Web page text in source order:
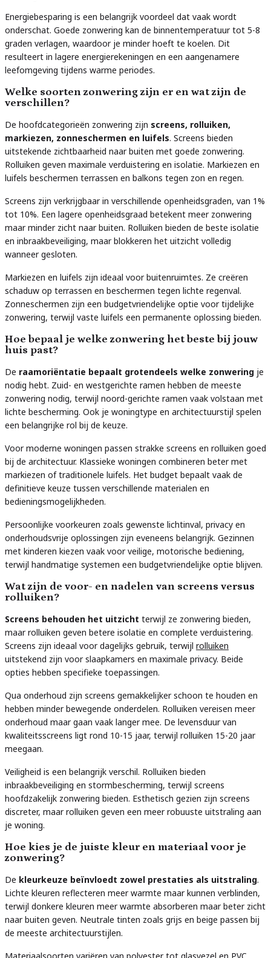
Energiebesparing is een belangrijk voordeel dat vaak wordt
onderschat. Goede zonwering kan de binnentemperatuur tot 5-8
graden verlagen, waardoor je minder hoeft te koelen. Dit
resulteert in lagere energierekeningen en een aangenamere
leefomgeving tijdens warme periodes.
Welke soorten zonwering zijn er en wat zijn de
verschillen?
De hoofdcategorieën zonwering zijn screens, rolluiken,
markiezen, zonneschermen en luifels. Screens bieden
uitstekende zichtbaarheid naar buiten met goede zonwering.
Rolluiken geven maximale verduistering en isolatie. Markiezen en
luifels beschermen terrassen en balkons tegen zon en regen.
Screens zijn verkrijgbaar in verschillende openheidsgraden, van 1%
tot 10%. Een lagere openheidsgraad betekent meer zonwering
maar minder zicht naar buiten. Rolluiken bieden de beste isolatie
en inbraakbeveiliging, maar blokkeren het uitzicht volledig
wanneer gesloten.
Markiezen en luifels zijn ideaal voor buitenruimtes. Ze creëren
schaduw op terrassen en beschermen tegen lichte regenval.
Zonneschermen zijn een budgetvriendelijke optie voor tijdelijke
zonwering, terwijl vaste luifels een permanente oplossing bieden.
Hoe bepaal je welke zonwering het beste bij jouw
huis past?
De raamoriëntatie bepaalt grotendeels welke zonwering je
nodig hebt. Zuid- en westgerichte ramen hebben de meeste
zonwering nodig, terwijl noord-gerichte ramen vaak volstaan met
lichte bescherming. Ook je woningtype en architectuurstijl spelen
een belangrijke rol bij de keuze.
Voor moderne woningen passen strakke screens en rolluiken goed
bij de architectuur. Klassieke woningen combineren beter met
markiezen of traditionele luifels. Het budget bepaalt vaak de
definitieve keuze tussen verschillende materialen en
bedieningsmogelijkheden.
Persoonlijke voorkeuren zoals gewenste lichtinval, privacy en
onderhoudsvrije oplossingen zijn eveneens belangrijk. Gezinnen
met kinderen kiezen vaak voor veilige, motorische bediening,
terwijl handmatige systemen een budgetvriendelijke optie blijven.
Wat zijn de voor- en nadelen van screens versus
rolluiken?
Screens behouden het uitzicht terwijl ze zonwering bieden,
maar rolluiken geven betere isolatie en complete verduistering.
Screens zijn ideaal voor dagelijks gebruik, terwijl rolluiken
uitstekend zijn voor slaapkamers en maximale privacy. Beide
opties hebben specifieke toepassingen.
Qua onderhoud zijn screens gemakkelijker schoon te houden en
hebben minder bewegende onderdelen. Rolluiken vereisen meer
onderhoud maar gaan vaak langer mee. De levensduur van
kwaliteitsscreens ligt rond 10-15 jaar, terwijl rolluiken 15-20 jaar
meegaan.
Veiligheid is een belangrijk verschil. Rolluiken bieden
inbraakbeveiliging en stormbescherming, terwijl screens
hoofdzakelijk zonwering bieden. Esthetisch gezien zijn screens
discreter, maar rolluiken geven een meer robuuste uitstraling aan
je woning.
Hoe kies je de juiste kleur en materiaal voor je
zonwering?
De kleurkeuze beïnvloedt zowel prestaties als uitstraling.
Lichte kleuren reflecteren meer warmte maar kunnen verblinden,
terwijl donkere kleuren meer warmte absorberen maar beter zicht
naar buiten geven. Neutrale tinten zoals grijs en beige passen bij
de meeste architectuurstijlen.